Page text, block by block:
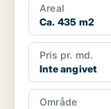
Areal
Ca. 435 m2
Pris pr. md.
Inte angivet
Område